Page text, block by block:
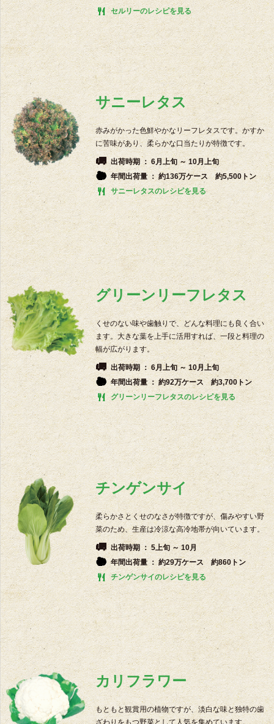
セルリーのレシピを見る
サニーレタス
赤みがかった色鮮やかなリーフレタスです。かすか
に苦味があり、柔らかな口当たりが特徴です。
出荷時期 ： 6月上旬 ～ 10月上旬
年間出荷量 ： 約136万ケース 約5,500トン
サニーレタスのレシピを見る
グリーンリーフレタス
くせのない味や歯触りで、どんな料理にも良く合い
ます。大きな葉を上手に活用すれば、一段と料理の
幅が広がります。
出荷時期 ： 6月上旬 ～ 10月上旬
年間出荷量 ： 約92万ケース 約3,700トン
グリーンリーフレタスのレシピを見る
チンゲンサイ
柔らかさとくせのなさが特徴ですが、傷みやすい野
菜のため、生産は冷涼な高冷地帯が向いています。
出荷時期 ： 5上旬 ～ 10月
年間出荷量 ： 約29万ケース 約860トン
チンゲンサイのレシピを見る
カリフラワー
もともと観賞用の植物ですが、淡白な味と独特の歯